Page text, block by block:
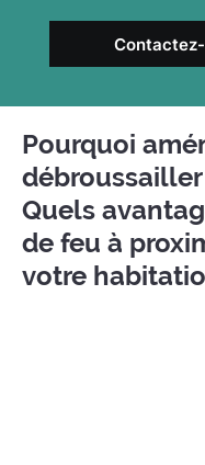
Pourquoi
débroussailler
Quels
de feu à
votre